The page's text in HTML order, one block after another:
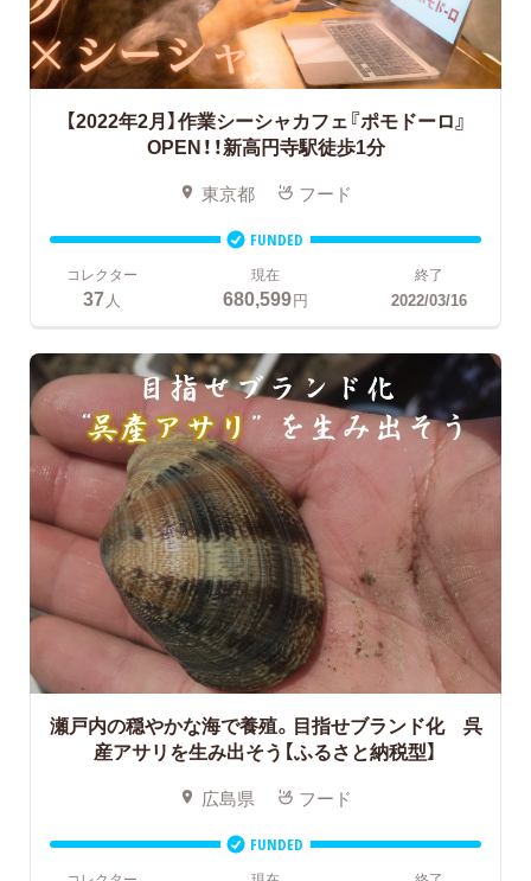
【2022年2月】作業シーシャカフェ『ポモドーロ』
OPEN！！新高円寺駅徒歩1分
東京都 フード
FUNDED
コレクター
37人
現在
680,599円
終了
2022/03/16
瀬戸内の穏やかな海で養殖。目指せブランド化 呉
産アサリを生み出そう【ふるさと納税型】
広島県 フード
FUNDED